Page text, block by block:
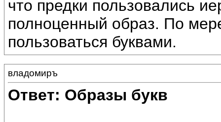
что предки пользовались
полноценный образ. По
пользоваться буквами.
владомиръ
Ответ: Образы букв